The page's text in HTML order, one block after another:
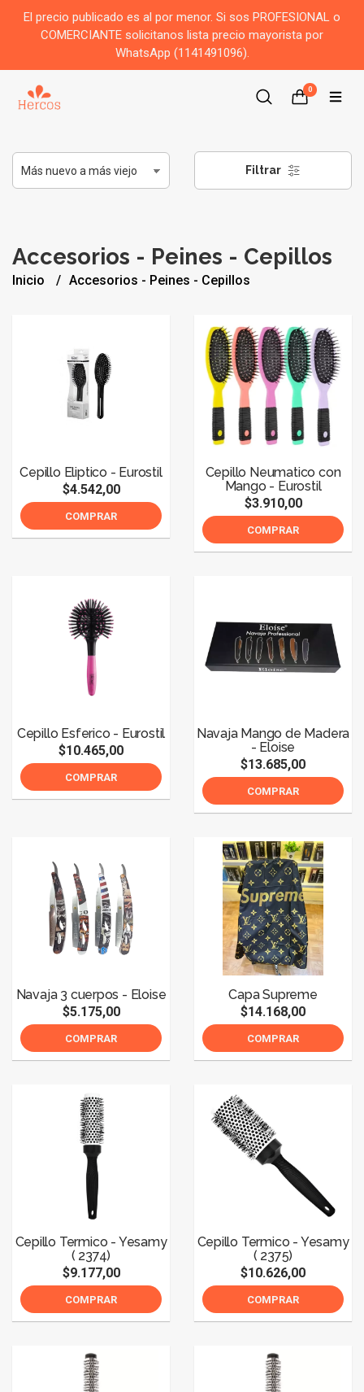
El precio publicado es al por menor. Si sos PROFESIONAL o
COMERCIANTE solicitanos lista precio mayorista por
WhatsApp (1141491096).
0
Filtrar
Accesorios - Peines - Cepillos
Inicio Accesorios - Peines - Cepillos
Cepillo Eliptico - Eurostil
$4.542,00
COMPRAR
Cepillo Neumatico con
Mango - Eurostil
$3.910,00
COMPRAR
Cepillo Esferico - Eurostil
$10.465,00
COMPRAR
Navaja Mango de Madera
- Eloise
$13.685,00
COMPRAR
Navaja 3 cuerpos - Eloise
$5.175,00
COMPRAR
Capa Supreme
$14.168,00
COMPRAR
Cepillo Termico - Yesamy
( 2374)
$9.177,00
COMPRAR
Cepillo Termico - Yesamy
( 2375)
$10.626,00
COMPRAR